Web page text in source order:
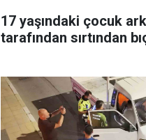
17 yaşındaki çocuk
tarafından sırtından